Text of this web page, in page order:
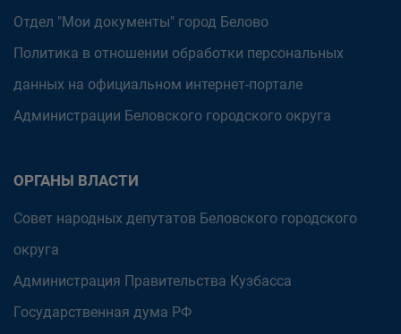
Отдел "Мои документы" город Белово
Политика в отношении обработки персональных
данных на официальном интернет-портале
Администрации Беловского городского округа
ОРГАНЫ ВЛАСТИ
Совет народных депутатов Беловского городского
округа
Администрация Правительства Кузбасса
Государственная дума РФ